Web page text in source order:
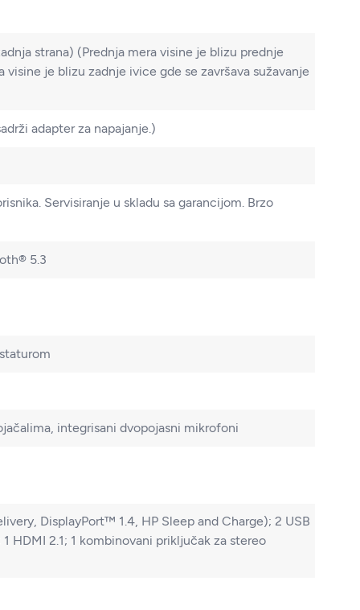
strana) (Prednja mera visine je blizu prednje
je blizu zadnje ivice gde se završava sužavanje
adapter za napajanje.)
Servisiranje u skladu sa garancijom. Brzo
5.3
integrisani dvopojasni mikrofoni
DisplayPort™ 1.4, HP Sleep and Charge); 2 USB
HDMI 2.1; 1 kombinovani priključak za stereo